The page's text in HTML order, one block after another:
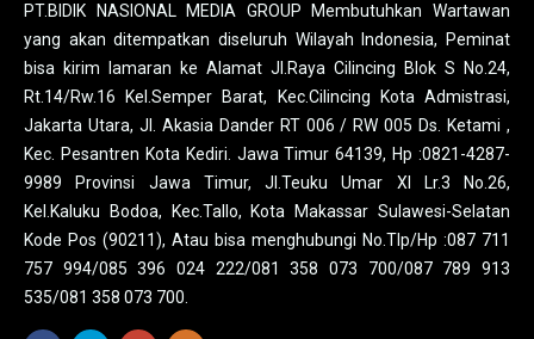
PT.BIDIK NASIONAL MEDIA GROUP Membutuhkan Wartawan
yang akan ditempatkan diseluruh Wilayah Indonesia, Peminat
bisa kirim lamaran ke Alamat Jl.Raya Cilincing Blok S No.24,
Rt.14/Rw.16 Kel.Semper Barat, Kec.Cilincing Kota Admistrasi,
Jakarta Utara, Jl. Akasia Dander RT 006 / RW 005 Ds. Ketami ,
Kec. Pesantren Kota Kediri. Jawa Timur 64139, Hp :0821-4287-
9989 Provinsi Jawa Timur, Jl.Teuku Umar XI Lr.3 No.26,
Kel.Kaluku Bodoa, Kec.Tallo, Kota Makassar Sulawesi-Selatan
Kode Pos (90211), Atau bisa menghubungi No.Tlp/Hp :087 711
757 994/085 396 024 222/081 358 073 700/087 789 913
535/081 358 073 700.